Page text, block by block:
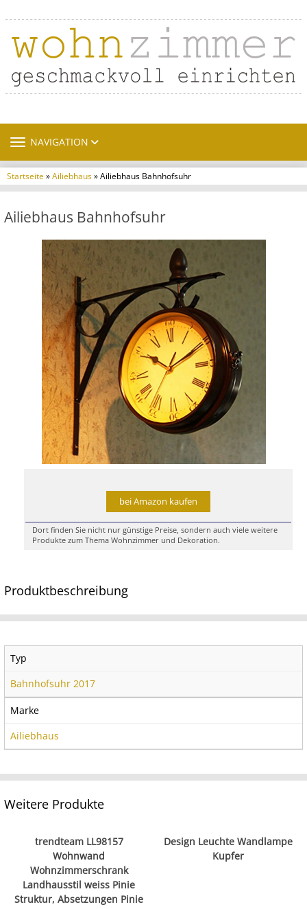
TOGGLE NAVIGATION
NAVIGATION
Startseite»Ailiebhaus» Ailiebhaus Bahnhofsuhr
Ailiebhaus Bahnhofsuhr
bei Amazon kaufen
Dort finden Sie nicht nur günstige Preise, sondern auch viele weitere
Produkte zum Thema Wohnzimmer und Dekoration.
Produktbeschreibung
Typ
Bahnhofsuhr 2017
Marke
Ailiebhaus
Weitere Produkte
trendteam LL98157
Wohnwand
Wohnzimmerschrank
Landhausstil weiss Pinie
Struktur, Absetzungen Pinie
Design Leuchte Wandlampe
Kupfer